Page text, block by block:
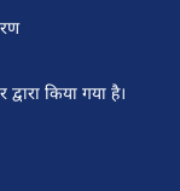
किया गया है।